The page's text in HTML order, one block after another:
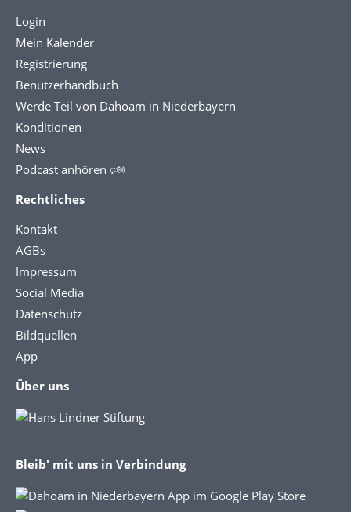
Login
Mein Kalender
Registrierung
Benutzerhandbuch
Werde Teil von Dahoam in Niederbayern
Konditionen
News
Podcast anhören 🕬
Rechtliches
Kontakt
AGBs
Impressum
Social Media
Datenschutz
Bildquellen
App
Über uns
Bleib' mit uns in Verbindung